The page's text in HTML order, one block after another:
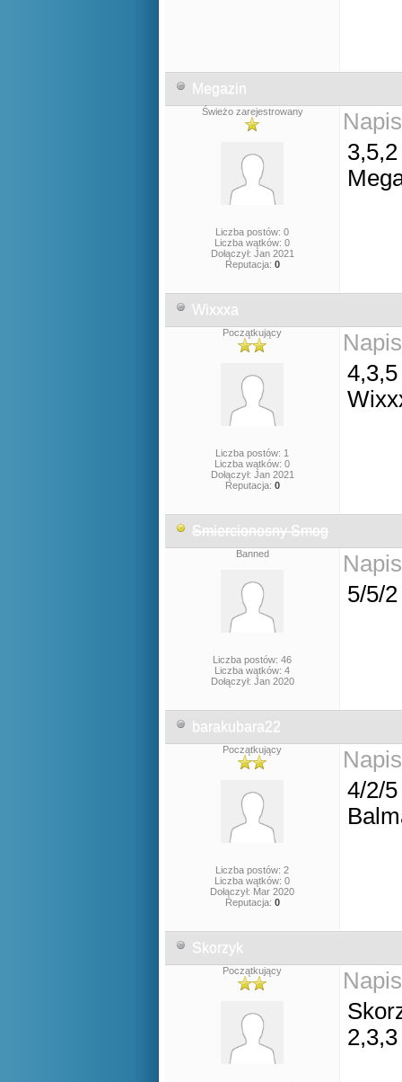
Megazin
Świeżo zarejestrowany
Liczba postów: 0
Liczba wątków: 0
Dołączył: Jan 2021
Reputacja: 0
3,5,2
Wixxxa
Początkujący
Liczba postów: 1
Liczba wątków: 0
Dołączył: Jan 2021
Reputacja: 0
4,3,5
Smiercionosny Smog
Banned
Liczba postów: 46
Liczba wątków: 4
Dołączył: Jan 2020
5/5/
barakubara22
Początkujący
Liczba postów: 2
Liczba wątków: 0
Dołączył: Mar 2020
Reputacja: 0
4/2/5
Skorzyk
Początkujący
2,3,3